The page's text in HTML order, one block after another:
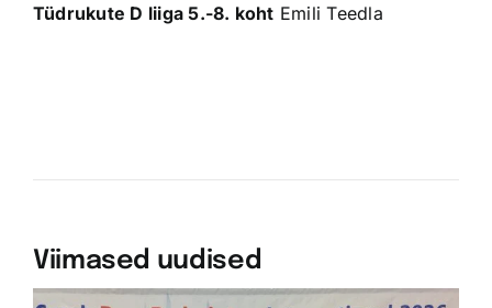
Tüdrukute D liiga 5.-8. koht Emili Teedla
Viimased uudised